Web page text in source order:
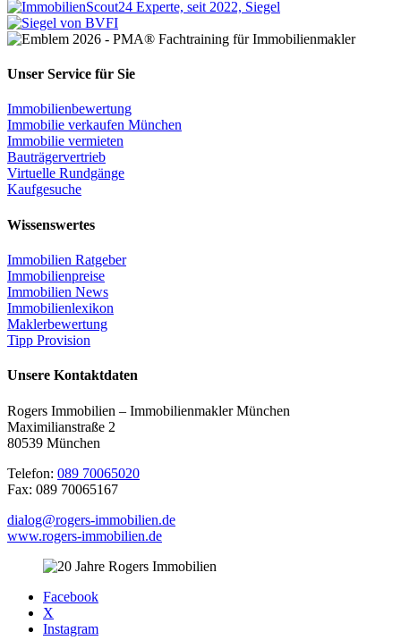
Unser Service für Sie
Immobilienbewertung
Immobilie verkaufen München
Immobilie vermieten
Bauträgervertrieb
Virtuelle Rundgänge
Kaufgesuche
Wissenswertes
Immobilien Ratgeber
Immobilienpreise
Immobilien News
Immobilienlexikon
Maklerbewertung
Tipp Provision
Unsere Kontaktdaten
Rogers Immobilien – Immobilienmakler München
Maximilianstraße 2
80539 München
Telefon: 089 70065020
Fax: 089 70065167
dialog@rogers-immobilien.de
www.rogers-immobilien.de
Facebook
X
Instagram